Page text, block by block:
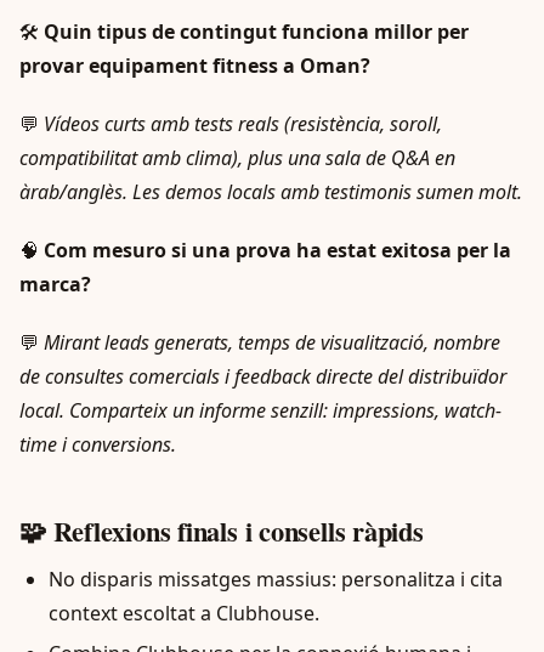
🛠️ Quin tipus de contingut funciona millor per
provar equipament fitness a Oman?
💬 Vídeos curts amb tests reals (resistència, soroll,
compatibilitat amb clima), plus una sala de Q&A en
àrab/anglès. Les demos locals amb testimonis sumen molt.
🧠 Com mesuro si una prova ha estat exitosa per la
marca?
💬 Mirant leads generats, temps de visualització, nombre
de consultes comercials i feedback directe del distribuïdor
local. Comparteix un informe senzill: impressions, watch-
time i conversions.
🧩 Reflexions finals i consells ràpids
No disparis missatges massius: personalitza i cita
context escoltat a Clubhouse.